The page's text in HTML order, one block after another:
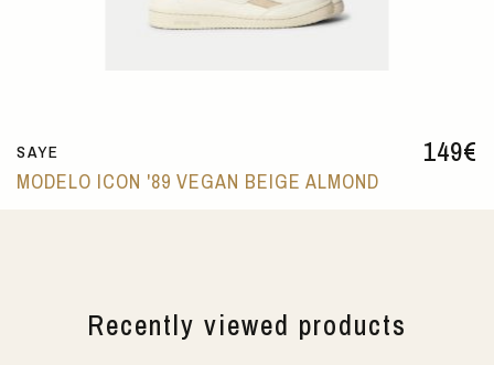
149€
SAYE
MODELO ICON '89 VEGAN BEIGE ALMOND
Recently viewed products